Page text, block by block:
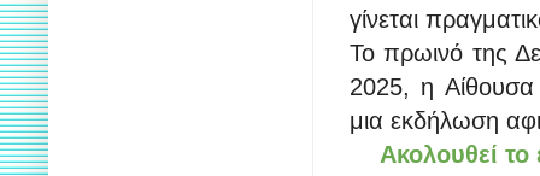
γίνεται
Το πρωινό της
2025, η Αίθουσα
μια εκδήλωση
Ακολουθεί